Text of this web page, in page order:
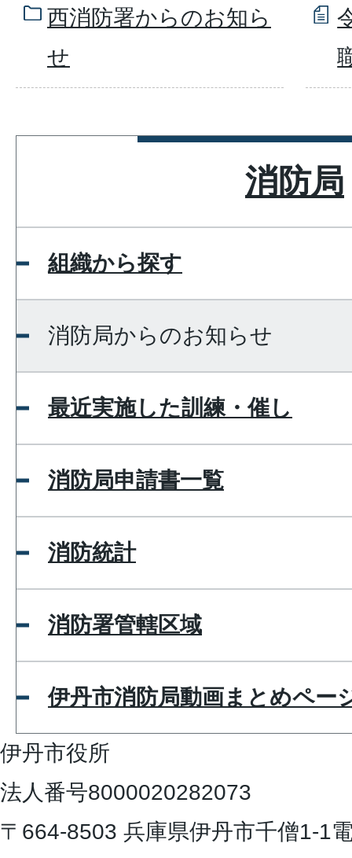
西消防署からのお知ら
せ
消防局
組織から探す
消防局からのお知らせ
最近実施した訓練・催し
消防局申請書一覧
消防統計
消防署管轄区域
伊丹市消防局動画まとめペー
伊丹市役所
法人番号8000020282073
〒664-8503 兵庫県伊丹市千僧1-1